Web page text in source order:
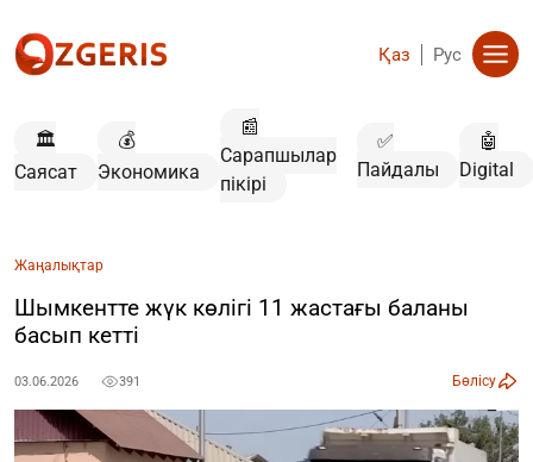
Қаз Рус
🏛️
Саясат
💰
Экономика
📰
Сарапшылар
пікірі
✅
Пайдалы
🤖
Digital
Жаңалықтар
Шымкентте жүк көлігі 11 жастағы баланы
басып кетті
03.06.2026 391 Бөлісу